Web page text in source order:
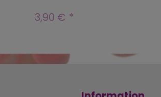
Regulärer Preis:
3,90 €